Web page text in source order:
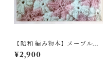
【昭和 編み物本】メープル手
芸'66（昭和41年）
¥2,900